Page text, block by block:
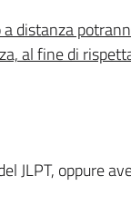
distanza
al fine di
JLPT, oppure